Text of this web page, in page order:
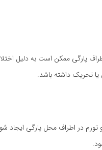
پارگی ممکن است به دلیل
تحریک داشته باشد.
در اطراف محل پارگی ایجاد